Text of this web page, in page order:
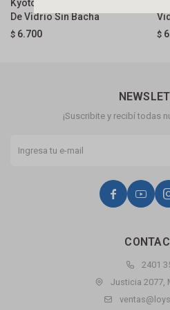
Kyoto Negro 61 Cm Con Tapa
De Vidrio Sin Bacha
$ 6.700 $
2401
Justicia 2077,
¡Suscribite y recibí todas
 